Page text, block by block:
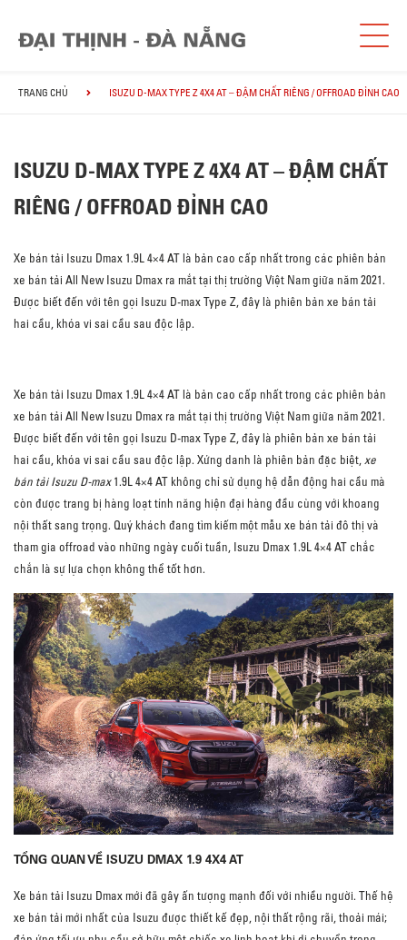
TRANG CHỦ ISUZU D-MAX TYPE Z 4X4 AT – ĐẬM CHẤT RIÊNG / OFFROAD ĐỈNH CAO
ISUZU D-MAX TYPE Z 4X4 AT – ĐẬM CHẤT
RIÊNG / OFFROAD ĐỈNH CAO
Xe bán tải Isuzu Dmax 1.9L 4×4 AT là bản cao cấp nhất trong các phiên bản
xe bán tải All New Isuzu Dmax ra mắt tại thị trường Việt Nam giữa năm 2021.
Được biết đến với tên gọi Isuzu D-max Type Z, đây là phiên bản xe bán tải
hai cầu, khóa vi sai cầu sau độc lập.
Xe bán tải Isuzu Dmax 1.9L 4×4 AT là bản cao cấp nhất trong các phiên bản
xe bán tải All New Isuzu Dmax ra mắt tại thị trường Việt Nam giữa năm 2021.
Được biết đến với tên gọi Isuzu D-max Type Z, đây là phiên bản xe bán tải
hai cầu, khóa vi sai cầu sau độc lập. Xứng danh là phiên bản đặc biệt, xe
bán tải Isuzu D-max1.9L 4×4 AT không chỉ sử dụng hệ dẫn động hai cầu mà
còn được trang bị hàng loạt tính năng hiện đại hàng đầu cùng với khoang
nội thất sang trọng. Quý khách đang tìm kiếm một mẫu xe bán tải đô thị và
tham gia offroad vào những ngày cuối tuần, Isuzu Dmax 1.9L 4×4 AT chắc
chắn là sự lựa chọn không thể tốt hơn.
TỔNG QUAN VỀ ISUZU DMAX 1.9 4X4 AT
Xe bán tải Isuzu Dmax mới đã gây ấn tượng mạnh đối với nhiều người. Thế hệ
xe bán tải mới nhất của Isuzu được thiết kế đẹp, nội thất rộng rãi, thoải mái;